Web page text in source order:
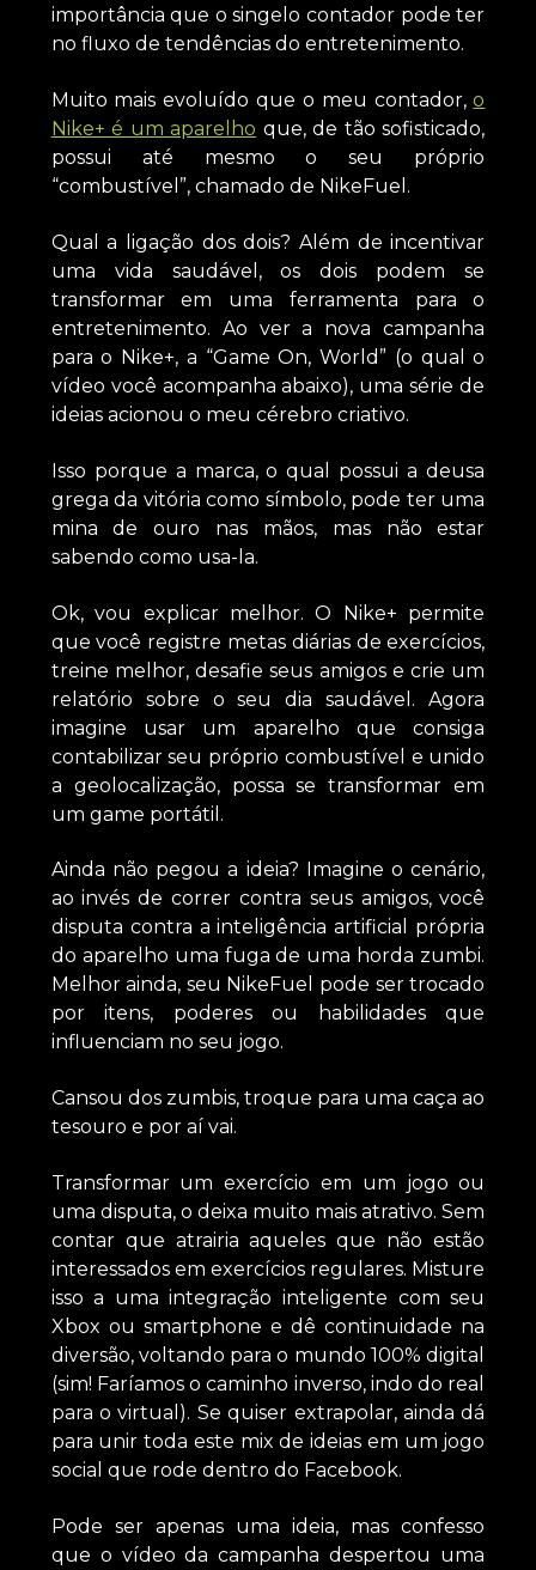
importância que o singelo contador pode ter
no fluxo de tendências do entretenimento.
Muito mais evoluído que o meu contador,o
Nike+ é um aparelho que, de tão sofisticado,
possui até mesmo o seu próprio
“combustível”, chamado de NikeFuel.
Qual a ligação dos dois? Além de incentivar
uma vida saudável, os dois podem se
transformar em uma ferramenta para o
entretenimento. Ao ver a nova campanha
para o Nike+, a “Game On, World” (o qual o
vídeo você acompanha abaixo), uma série de
ideias acionou o meu cérebro criativo.
Isso porque a marca, o qual possui a deusa
grega da vitória como símbolo, pode ter uma
mina de ouro nas mãos, mas não estar
sabendo como usa-la.
Ok, vou explicar melhor. O Nike+ permite
que você registre metas diárias de exercícios,
treine melhor, desafie seus amigos e crie um
relatório sobre o seu dia saudável. Agora
imagine usar um aparelho que consiga
contabilizar seu próprio combustível e unido
a geolocalização, possa se transformar em
um game portátil.
Ainda não pegou a ideia? Imagine o cenário,
ao invés de correr contra seus amigos, você
disputa contra a inteligência artificial própria
do aparelho uma fuga de uma horda zumbi.
Melhor ainda, seu NikeFuel pode ser trocado
por itens, poderes ou habilidades que
influenciam no seu jogo.
Cansou dos zumbis, troque para uma caça ao
tesouro e por aí vai.
Transformar um exercício em um jogo ou
uma disputa, o deixa muito mais atrativo. Sem
contar que atrairia aqueles que não estão
interessados em exercícios regulares. Misture
isso a uma integração inteligente com seu
Xbox ou smartphone e dê continuidade na
diversão, voltando para o mundo 100% digital
(sim! Faríamos o caminho inverso, indo do real
para o virtual). Se quiser extrapolar, ainda dá
para unir toda este mix de ideias em um jogo
social que rode dentro do Facebook.
Pode ser apenas uma ideia, mas confesso
que o vídeo da campanha despertou uma